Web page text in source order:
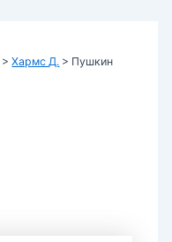
>Хармс Д. > Пушкин